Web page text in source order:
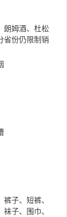
朗姆酒、杜松
省份仍限制销
子、短裤、
子、围巾、